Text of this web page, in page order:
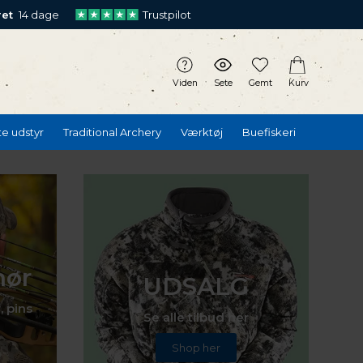
14 dage Trustpilot
Viden Sete Gemt Kurv
udstyr Traditional Archery Værktøj Buefiskeri
pins
UDSALG
Se alle tilbud her
Shop her